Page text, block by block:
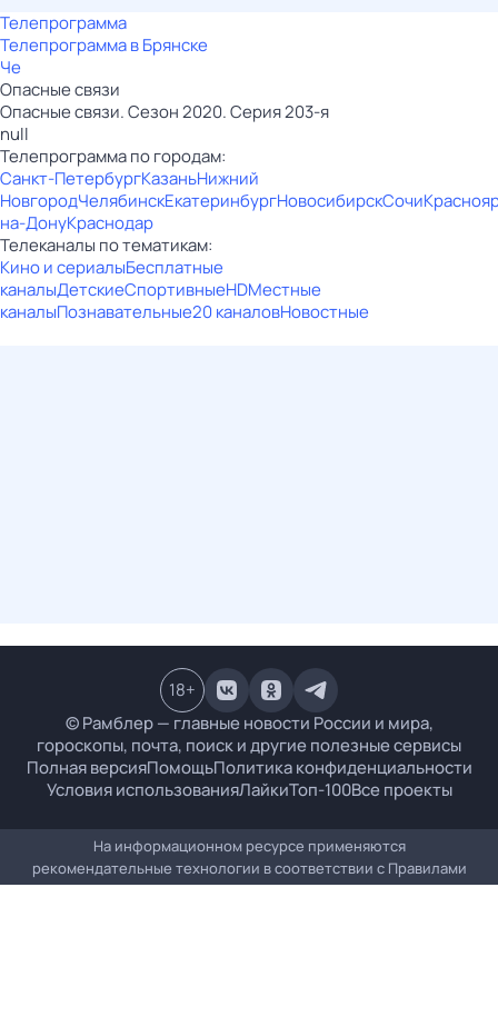
Телепрограмма
Телепрограмма в Брянске
Че
Опасные связи
Опасные связи. Сезон 2020. Серия 203-я
null
Телепрограмма по городам:
Санкт-ПетербургКазаньНижний
НовгородЧелябинскЕкатеринбургНовосибирскСочи
на-ДонуКраснодар
Телеканалы по тематикам:
Кино и сериалыБесплатные
каналыДетскиеСпортивныеHDМестные
каналыПознавательные20 каналовНовостные
© Рамблер — главные новости России и мира,
гороскопы, почта, поиск и другие полезные сервисы
Полная версияПомощьПолитика конфиденциальности
Условия использованияЛайкиТоп-100Все проекты
18+
На информационном ресурсе применяются
рекомендательные технологии в соответствии с Правилами